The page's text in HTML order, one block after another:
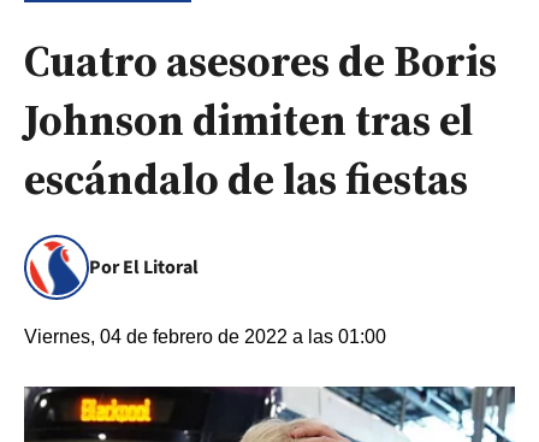
Cuatro asesores de Boris
Johnson dimiten tras el
escándalo de las fiestas
Por El Litoral
Viernes, 04 de febrero de 2022 a las 01:00